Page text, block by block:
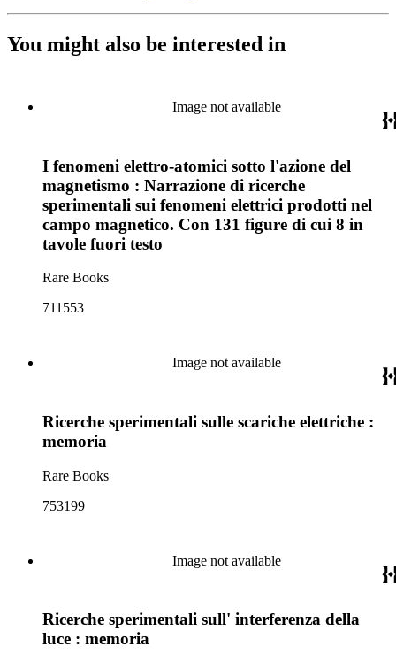
You might also be interested in
Image not available
I fenomeni elettro-atomici sotto l'azione del
magnetismo : Narrazione di ricerche
sperimentali sui fenomeni elettrici prodotti nel
campo magnetico. Con 131 figure di cui 8 in
tavole fuori testo
Rare Books
711553
Image not available
Ricerche sperimentali sulle scariche elettriche :
memoria
Rare Books
753199
Image not available
Ricerche sperimentali sull' interferenza della
luce : memoria